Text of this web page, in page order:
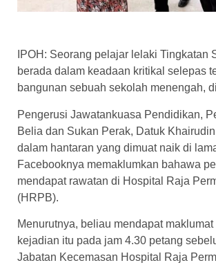
IPOH: Seorang pelajar lelaki Tingkatan
berada dalam keadaan kritikal selepas
bangunan sebuah sekolah menengah,
Pengerusi Jawatankuasa Pendidikan,
Belia dan Sukan Perak, Datuk
dalam hantaran yang dimuat naik di
Facebooknya memaklumkan bahawa
mendapat rawatan di Hospital Raja
(HRPB).
Menurutnya, beliau mendapat
kejadian itu pada jam 4.30 petang
Jabatan Kecemasan Hospital Raja